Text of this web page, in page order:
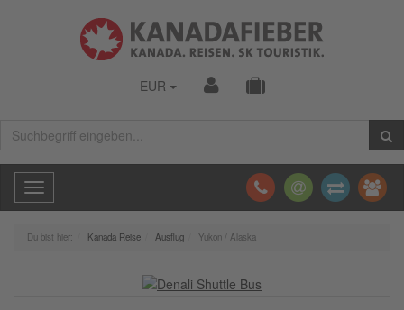
EUR
Toggle
navigation
Du bist hier: Kanada Reise Ausflug Yukon / Alaska